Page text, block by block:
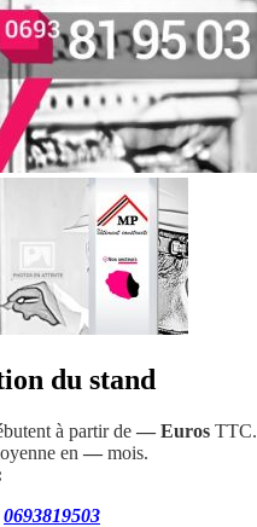
du stand
à partir de — Euros TTC.
en — mois.
0693819503